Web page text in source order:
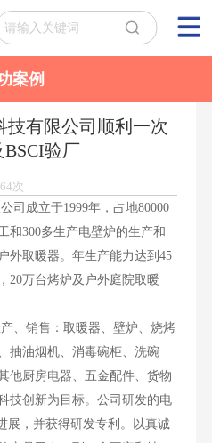
案例
技有限公司顺利一次
验厂
次
成立于1999年，占地80000
和300多生产电壁炉的生产和
外取暖器。年生产能力达到45
20万台烤炉及户外庭院取暖
销售：取暖器、壁炉、烧烤
抽油烟机、消毒碗柜、洗碗
他厨房电器、五金配件、货物
技创新为目标。公司研发的电
展，并获得研发专利。以真诚